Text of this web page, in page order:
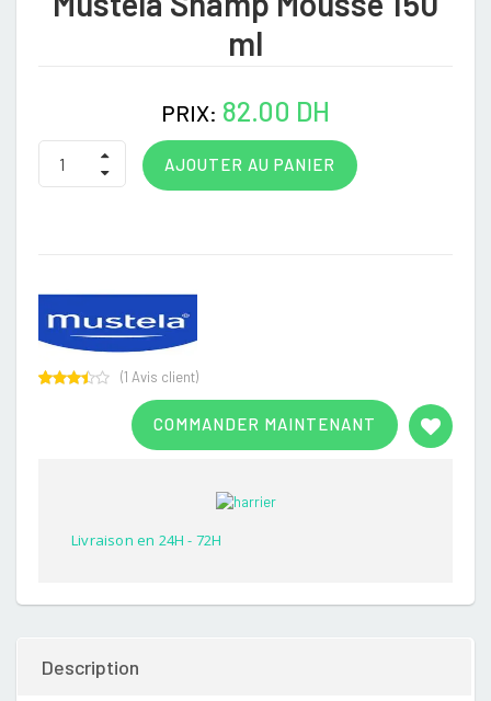
ml
PRIX: 82.00 DH
AJOUTER AU PANIER
COMMANDER MAINTENANT
(1 Avis client)
Livraison en 24H - 72H
Description